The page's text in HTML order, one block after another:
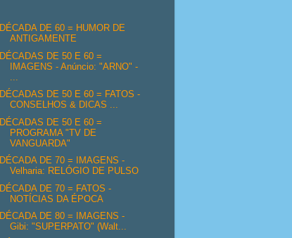
DÉCADA DE 60 = HUMOR DE
ANTIGAMENTE
DÉCADAS DE 50 E 60 =
IMAGENS - Anúncio: "ARNO" -
...
DÉCADAS DE 50 E 60 = FATOS -
CONSELHOS & DICAS ...
DÉCADAS DE 50 E 60 =
PROGRAMA "TV DE
VANGUARDA"
DÉCADA DE 70 = IMAGENS -
Velharia: RELÓGIO DE PULSO
DÉCADA DE 70 = FATOS -
NOTÍCIAS DA ÉPOCA
DÉCADA DE 80 = IMAGENS -
Gibi: "SUPERPATO" (Walt...